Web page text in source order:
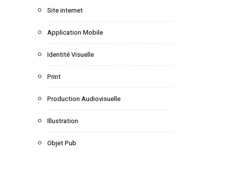
Site internet
Application Mobile
Identité Visuelle
Print
Production Audiovisuelle
Illustration
Objet Pub